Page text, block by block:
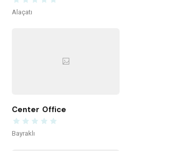
Alaçatı
Center Office
Bayraklı